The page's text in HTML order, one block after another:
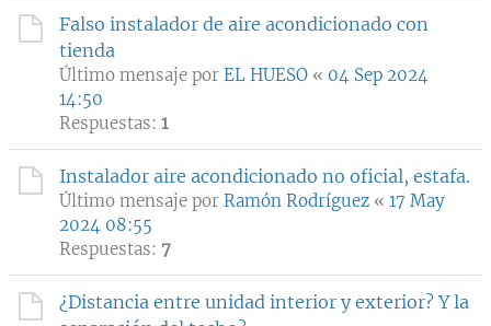
Falso instalador de aire acondicionado con
tienda
Último mensaje por EL HUESO « 04 Sep 2024
14:50
Respuestas: 1
Instalador aire acondicionado no oficial, estafa.
Último mensaje por Ramón Rodríguez « 17 May
2024 08:55
Respuestas: 7
¿Distancia entre unidad interior y exterior? Y la